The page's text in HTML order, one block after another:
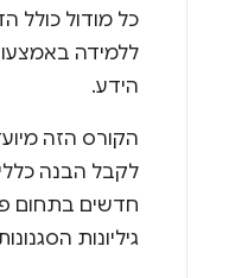
כל מודול כולל
ללמידה
הידע.
חדשים בתחום
גיליונות